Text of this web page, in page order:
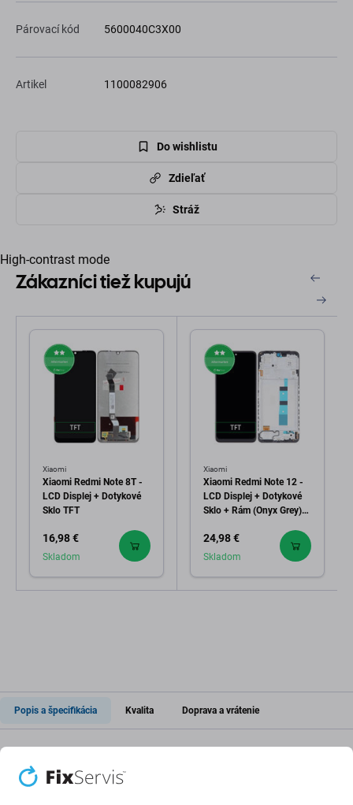
Párovací kód 5600040C3X00
Artikel 1100082906
Do wishlistu
Zdieľať
Stráž
High-contrast mode
Zákazníci tiež kupujú
Xiaomi
Xiaomi Redmi Note 8T -
LCD Displej + Dotykové
Sklo TFT
16,98 €
Skladom
Xiaomi
Xiaomi Redmi Note 12 -
LCD Displej + Dotykové
Sklo + Rám (Onyx Grey)
24,98 €
Skladom
Popis a špecifikácia Kvalita Doprava a vrátenie
LCD displej + Dotykové sklo + Rám pre